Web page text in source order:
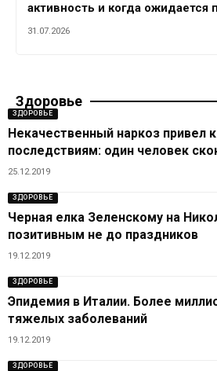
активность и когда ожидается
31.07.2026
Здоровье
ЗДОРОВЬЕ
Некачественный наркоз привел
последствиям: один человек
25.12.2019
ЗДОРОВЬЕ
Черная елка Зеленскому на
позитивным не до праздников
19.12.2019
ЗДОРОВЬЕ
Эпидемия в Италии. Более
тяжелых заболеваний
19.12.2019
ЗДОРОВЬЕ